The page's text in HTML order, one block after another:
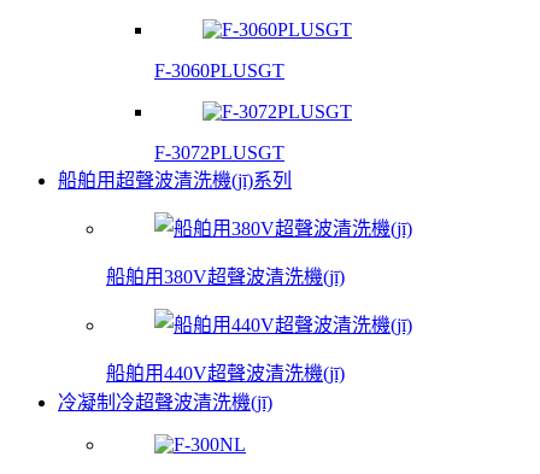
F-3060PLUSGT
F-3072PLUSGT
船舶用超聲波清洗機(jī)系列
船舶用380V超聲波清洗機(jī)
船舶用440V超聲波清洗機(jī)
冷凝制冷超聲波清洗機(jī)